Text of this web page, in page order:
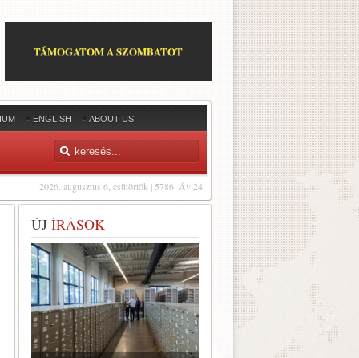
TÁMOGATOM A SZOMBATOT
ENGLISH ABOUT US
2026. augusztus 6, csütörtök | 5786. Áv 24
ÚJ ÍRÁSOK